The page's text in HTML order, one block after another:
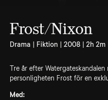
Frost/Nixon
Drama | Fiktion | 2008 | 2h 2m
Tre år efter
personligheten Frost för en
Med: